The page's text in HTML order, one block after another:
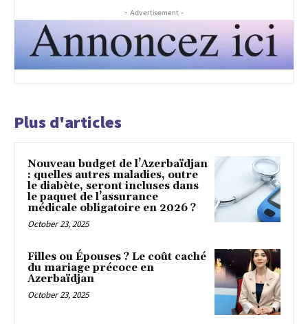
- Advertisement -
Plus d'articles
Nouveau budget de l’Azerbaïdjan
: quelles autres maladies, outre
le diabète, seront incluses dans
le paquet de l’assurance
médicale obligatoire en 2026 ?
October 23, 2025
Filles ou Épouses ? Le coût caché
du mariage précoce en
Azerbaïdjan
October 23, 2025